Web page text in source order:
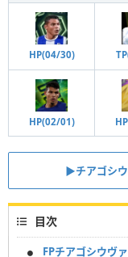
HP(04/30)
HP(02/01)
▶︎チアゴシ
目次
FPチアゴシウヴ